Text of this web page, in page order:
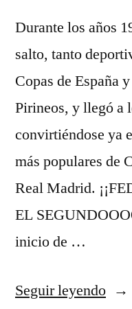
Durante los años
salto, tanto
Copas de España
Pirineos, y llegó a
convirtiéndose ya
más populares de
Real Madrid.
EL
inicio de …
Seguir leyendo